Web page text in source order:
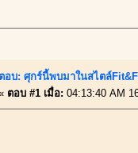
ตอบ: ศุกร์นี้พบมาในสไตล์
ตอบ #1 เมื่อ: 04:13:40 AM